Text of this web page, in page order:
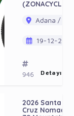
(ZONACYCLES)
Adana /
19-12-2025
946 Detayı
2026 Santa
Cruz Nomad